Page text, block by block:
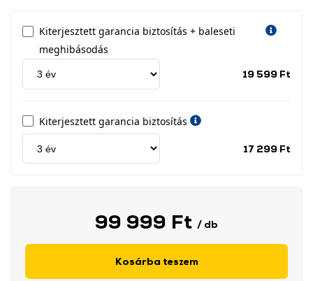
Kiterjesztett garancia biztosítás + baleseti
meghibásodás
19 599 Ft
Kiterjesztett garancia biztosítás
17 299 Ft
99 999 Ft / db
Kosárba teszem